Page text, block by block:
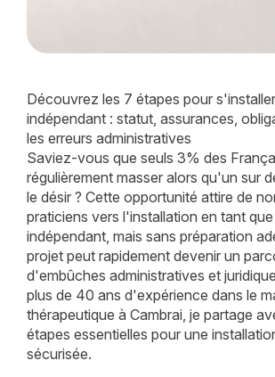
Découvrez les 7 étapes pour
indépendant : statut, assurances,
les erreurs administratives
Saviez-vous que seuls 3% des
régulièrement masser alors qu'un sur
le désir ? Cette opportunité attire de
praticiens vers l'installation en tant
indépendant, mais sans préparation
projet peut rapidement devenir un
d'embûches administratives et
plus de 40 ans d'expérience dans le
thérapeutique à Cambrai, je partage
étapes essentielles pour une
sécurisée.